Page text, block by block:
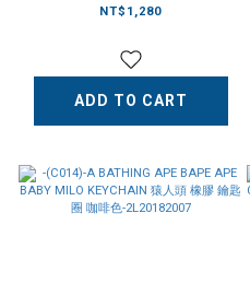
雲朵煙灰缸 透明-I036960
NT$1,280
ADD TO CART